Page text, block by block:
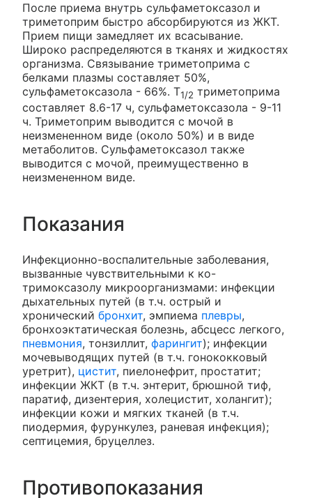
После приема внутрь сульфаметоксазол и
триметоприм быстро абсорбируются из ЖКТ.
Прием пищи замедляет их всасывание.
Широко распределяются в тканях и жидкостях
организма. Связывание триметоприма с
белками плазмы составляет 50%,
сульфаметоксазола - 66%. T1/2 триметоприма
составляет 8.6-17 ч, сульфаметоксазола - 9-11
ч. Триметоприм выводится с мочой в
неизмененном виде (около 50%) и в виде
метаболитов. Сульфаметоксазол также
выводится с мочой, преимущественно в
неизмененном виде.
Показания
Инфекционно-воспалительные заболевания,
вызванные чувствительными к ко-
тримоксазолу микроорганизмами: инфекции
дыхательных путей (в т.ч. острый и
хронический бронхит, эмпиема плевры,
бронхоэктатическая болезнь, абсцесс легкого,
пневмония, тонзиллит, фарингит); инфекции
мочевыводящих путей (в т.ч. гонококковый
уретрит), цистит, пиелонефрит, простатит;
инфекции ЖКТ (в т.ч. энтерит, брюшной тиф,
паратиф, дизентерия, холецистит, холангит);
инфекции кожи и мягких тканей (в т.ч.
пиодермия, фурункулез, раневая инфекция);
септицемия, бруцеллез.
Противопоказания